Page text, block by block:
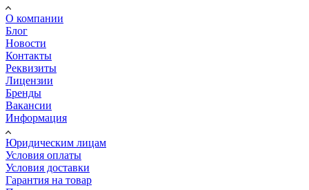
О компании
Блог
Новости
Контакты
Реквизиты
Лицензии
Бренды
Вакансии
Информация
Юридическим лицам
Условия оплаты
Условия доставки
Гарантия на товар